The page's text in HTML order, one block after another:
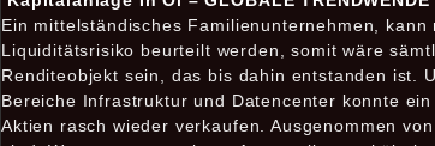
Ein mittelständisches Familienunternehmen,
Liquiditätsrisiko beurteilt werden, somit wäre
Renditeobjekt sein, das bis dahin entstanden ist.
Bereiche Infrastruktur und Datencenter konnte
Aktien rasch wieder verkaufen. Ausgenommen